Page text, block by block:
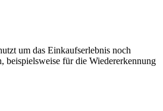
um das Einkaufserlebnis noch
beispielsweise für die Wiedererkennung